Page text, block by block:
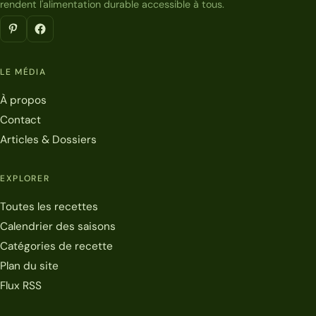
rendent l'alimentation durable accessible à tous.
LE MÉDIA
À propos
Contact
Articles & Dossiers
EXPLORER
Toutes les recettes
Calendrier des saisons
Catégories de recette
Plan du site
Flux RSS